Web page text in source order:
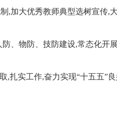
,加大优秀教师典型选树宣传,
、物防、技防建设,常态化开
扎实工作,奋力实现“十五五”